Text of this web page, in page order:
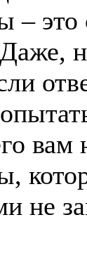
– это
вам
не